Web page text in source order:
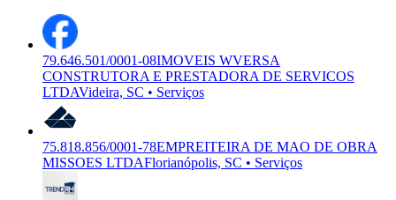
79.646.501/0001-08IMOVEIS WVERSA
CONSTRUTORA E PRESTADORA DE SERVICOS
LTDAVideira, SC • Serviços
75.818.856/0001-78EMPREITEIRA DE MAO DE OBRA
MISSOES LTDAFlorianópolis, SC • Serviços